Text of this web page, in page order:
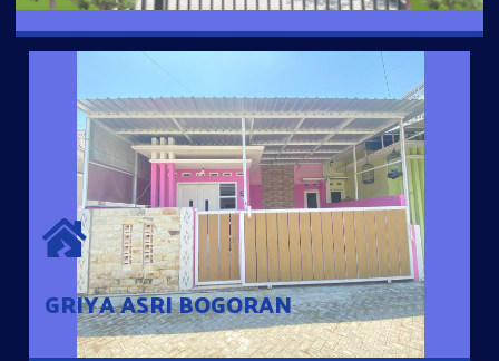
GRIYA ASRI BOGORAN
GRIYA ASRI BOGORAN
Desain Modern Minimalis dengan Konsep Rumah Pintar
Sehingga Memudahkan Penghuni mengakses rumahnya
dengan Ponsel